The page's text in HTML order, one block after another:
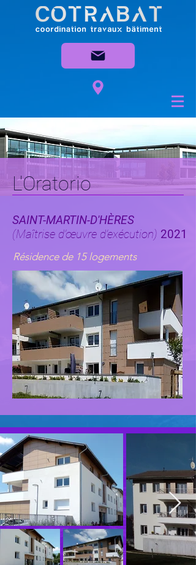
L'Oratorio
SAINT-MARTIN-D'HÈRES
(Maîtrise d’œuvre d’exécution) 2021
Résidence de 15 logements